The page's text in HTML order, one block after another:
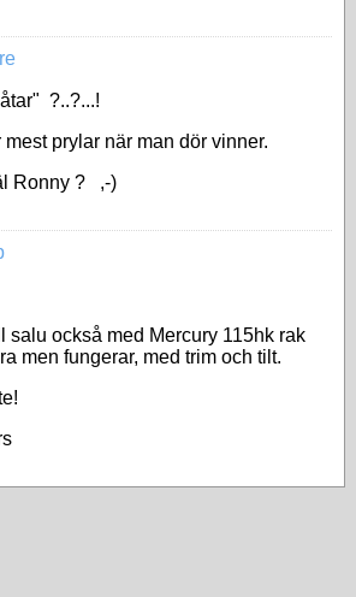
?..?...!
mest prylar när man dör vinner.
Ronny ? ,-)
salu också med Mercury 115hk rak
men fungerar, med trim och tilt.